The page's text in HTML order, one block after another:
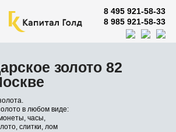
8 495 921-58-33
8 985 921-58-33
золото 82
в любом виде:
часы,
слитки, лом